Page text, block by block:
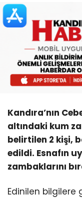
Kandıra’nın
altındaki kum
belirtilen 2 kişi,
edildi. Esnafın
zambaklarını
Edinilen bilgilere